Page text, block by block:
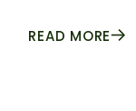
READ MORE